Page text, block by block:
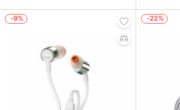
-9% -22%